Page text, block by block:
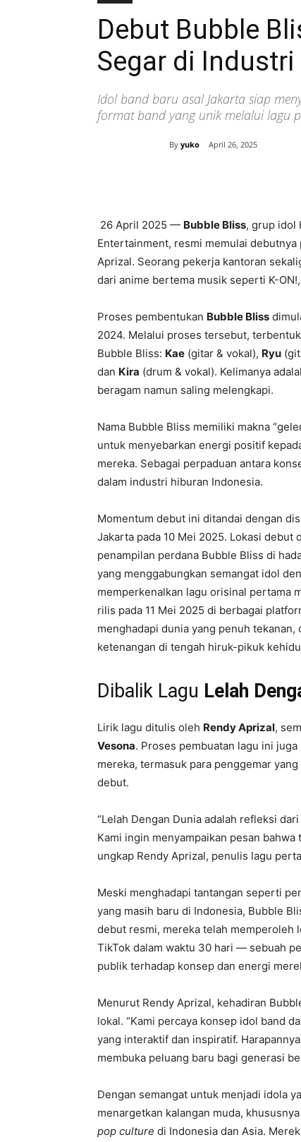
Debut Bubble
Segar di
Idol band baru asal Jakarta siap
format band yang unik melalui lagu
By yuko April 26, 2025
26 April 2025 — Bubble Bliss, grup idol
Entertainment, resmi memulai
Aprizal. Seorang pekerja kantoran
dari anime bertema musik seperti K-
Proses pembentukan Bubble Bliss
2024. Melalui proses tersebut,
Bubble Bliss: Kae (gitar & vokal), Ryu
dan Kira (drum & vokal). Kelimanya
beragam namun saling melengkapi.
Nama Bubble Bliss memiliki makna
untuk menyebarkan energi positif
mereka. Sebagai perpaduan antara
dalam industri hiburan Indonesia.
Momentum debut ini ditandai dengan
Jakarta pada 10 Mei 2025. Lokasi debut
penampilan perdana Bubble Bliss di
yang menggabungkan semangat idol
memperkenalkan lagu orisinal pertama
rilis pada 11 Mei 2025 di berbagai
menghadapi dunia yang penuh
ketenangan di tengah hiruk-pikuk
Dibalik Lagu Lelah
Lirik lagu ditulis oleh Rendy Aprizal,
Vesona. Proses pembuatan lagu ini
mereka, termasuk para penggemar
debut.
“Lelah Dengan Dunia adalah refleksi
Kami ingin menyampaikan pesan
ungkap Rendy Aprizal, penulis lagu
Meski menghadapi tantangan seperti
yang masih baru di Indonesia, Bubble
debut resmi, mereka telah memperoleh
TikTok dalam waktu 30 hari — sebuah
publik terhadap konsep dan energi
Menurut Rendy Aprizal, kehadiran
lokal. “Kami percaya konsep idol band
yang interaktif dan inspiratif.
membuka peluang baru bagi generasi
Dengan semangat untuk menjadi idola
menargetkan kalangan muda,
pop culture di Indonesia dan Asia.